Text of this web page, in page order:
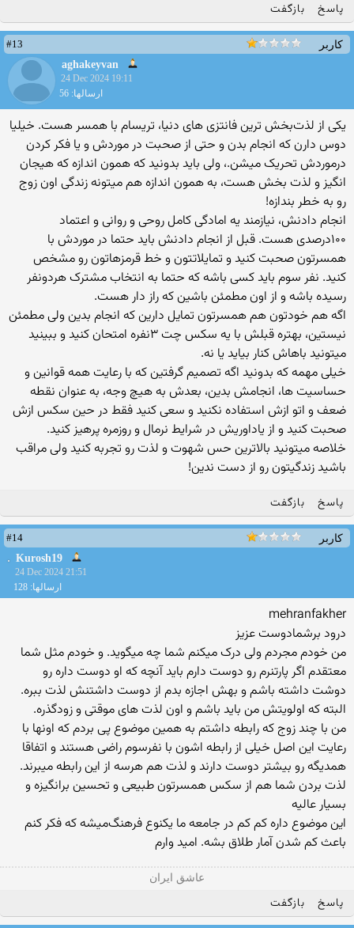
پاسخ بازگفت
کاربر
#13
aghakeyvan
24 Dec 2024 19:11
ارسالها: 56
یکی از لذت‌بخش ترین فانتزی های دنیا، تریسام با همسر هست. خیلیا
دوس دارن که انجام بدن و حتی از صحبت در موردش و یا فکر کردن
درموردش تحریک میشن.، ولی باید بدونید که همون اندازه که هیجان
انگیز و لذت بخش هست، به همون اندازه هم میتونه زندگی اون زوج
رو به خطر بندازه!
انجام دادنش، نیازمند یه امادگی کامل روحی و روانی و اعتماد
۱۰۰درصدی هست. قبل از انجام دادنش باید حتما در موردش با
همسرتون صحبت کنید و تمایلاتتون و خط قرمزهاتون رو مشخص
کنید. نفر سوم باید کسی باشه که حتما به انتخاب مشترک هردونفر
رسیده باشه و از اون مطمئن باشین که راز دار هست.
اگه هم خودتون هم همسرتون تمایل دارین که انجام بدین ولی مطمئن
نیستین، بهتره قبلش با یه سکس چت ۳نفره امتحان کنید و ببینید
میتونید باهاش کنار بیاید یا نه.
خیلی مهمه که بدونید اگه تصمیم گرفتین که با رعایت همه قوانین و
حساسیت ها، انجامش بدین، بعدش به هیچ وجه، به عنوان نقطه
ضعف و اتو ازش استفاده نکنید و سعی کنید فقط در حین سکس ازش
صحبت کنید و از یاداوریش در شرایط نرمال و روزمره پرهیز کنید.
خلاصه میتونید بالاترین حس شهوت و لذت رو تجربه کنید ولی مراقب
باشید زندگیتون رو از دست ندین!
پاسخ بازگفت
کاربر
#14
Kurosh19
24 Dec 2024 21:51
ارسالها: 128
mehranfakher
درود برشما‌دوست عزیز
من خودم مجردم ولی درک میکنم شما چه میگوید. و خودم مثل شما
معتقدم اگر پارتنرم رو دوست دارم باید آنچه که او دوست داره رو
دوشت داشته باشم و بهش اجازه بدم از دوست داشتنش لذت ببره.
البته که اولویتش من باید باشم و اون لذت های موقتی و زودگذره.
من با چند زوج که رابطه داشتم به همین موضوع پی بردم که اونها با
رعایت این اصل خیلی از رابطه اشون با نفرسوم راضی هستند و اتفاقا
همدیگه رو بیشتر دوست دارند و لذت هم هرسه از این رابطه میبرند.
لذت بردن شما هم از سکس همسرتون طبیعی و تحسین برانگیزه و
بسیار عالیه
این موضوع داره کم کم در جامعه ما یکنوع فرهنگ‌میشه که فکر کنم
باعث کم شدن آمار طلاق بشه. امید وارم
عاشق ایران
پاسخ بازگفت